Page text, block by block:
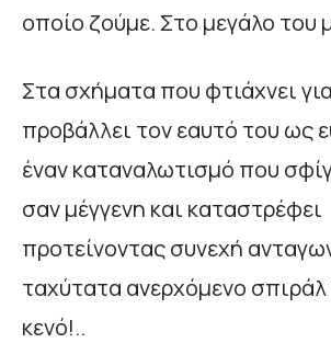
οποίο ζούμε. Στο μεγάλο του
Στα σχήματα που φτιάχνει
προβάλλει τον εαυτό του ως
έναν καταναλωτισμό που
σαν μέγγενη και καταστρέφει
προτείνοντας συνεχή
ταχύτατα ανερχόμενο
κενό!..